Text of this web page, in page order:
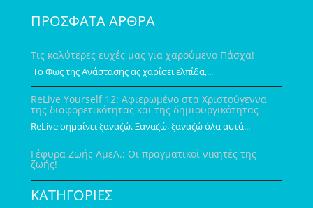
ΠΡΟΣΦΑΤΑ ΑΡΘΡΑ
Τις καλύτερες ευχές μας για χαρούμενο Πάσχα!
Το Φως της Ανάστασης ας χαρίσει ελπίδα,...
ReLive Yourself 12: Αφιερωμένο στα Χριστούγεννα
της διαφορετικότητας και της δημιουργικότητας
ReLive σημαίνει ξαναζώ. Ξαναζώ, ξαναζώ όλα αυτά...
Γέφυρα Ζωής ΑμεΑ.: Οι πραγματικοί νικητές της
ζωής!
ΚΑΤΗΓΟΡΙΕΣ